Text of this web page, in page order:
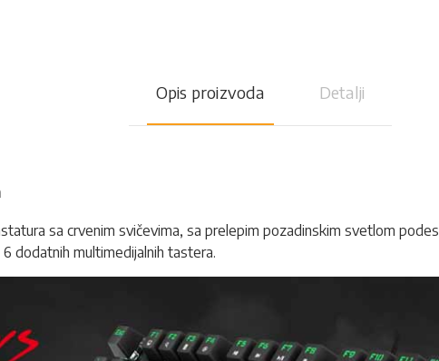
Opis proizvoda Detalji
sa crvenim svičevima, sa prelepim pozadinskim svetlom
dodatnih multimedijalnih tastera.